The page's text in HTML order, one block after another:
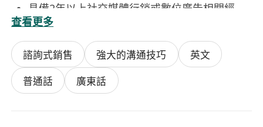
具備2年以上社交媒體行銷或數位廣告相關經
驗，熟悉小紅書生態（如搜索邏輯、筆記分發機
制、薯條投放）及Instagram演算法與廣告後臺
操作（Meta Business Suite / Ads
Manager）。
精通粵語及普通話，具備優秀的中英文書寫與溝
查看更多
諮詢式銷售 強大的溝通技巧
英文
普通話
廣東話